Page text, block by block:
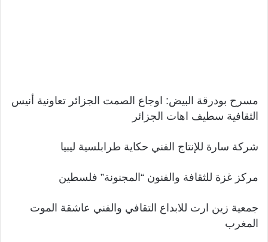
مسرح بودرقة البيض: اوجاع الصمت الجزائر تعاونية أنيس
الثقافية سطيف اهات الجزائر
شركة سارة للإنتاج الفني حكاية طرابلسية ليبيا
مركز غزة للثقافة والفنون “المجنونة” فلسطين
جمعية زين ارت للابداع التقافي والفني عاشقة الموت
المغرب